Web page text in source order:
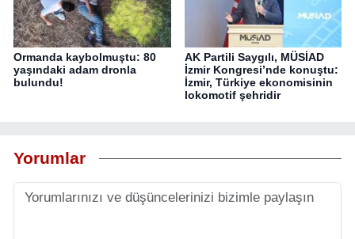
Ormanda kaybolmuştu: 80
yaşındaki adam dronla
bulundu!
AK Partili Saygılı, MÜSİAD
İzmir Kongresi’nde konuştu:
İzmir, Türkiye ekonomisinin
lokomotif şehridir
Yorumlar